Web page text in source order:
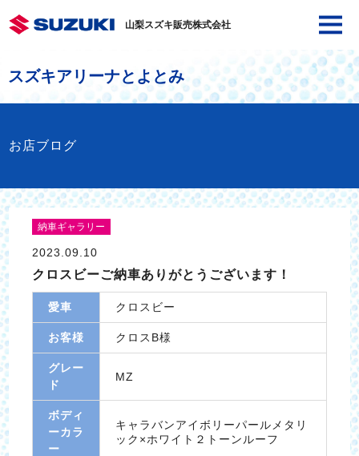
山梨スズキ販売株式会社
スズキアリーナとよとみ
お店ブログ
納車ギャラリー
2023.09.10
クロスビーご納車ありがとうございます！
愛車 クロスビー
お客様 クロスB様
グレー
ド
MZ
ボディ
ーカラ
ー
キャラバンアイボリーパールメタリ
ック×ホワイト２トーンルーフ